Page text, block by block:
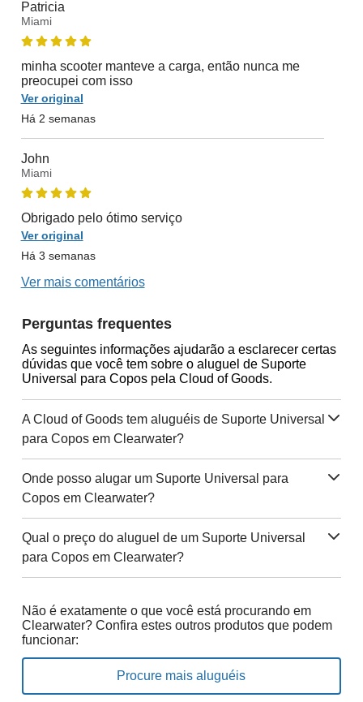
Patricia
Miami
minha scooter manteve a carga, então nunca me
preocupei com isso
Ver original
Há 2 semanas
John
Miami
Obrigado pelo ótimo serviço
Ver original
Há 3 semanas
Ver mais comentários
Perguntas frequentes
As seguintes informações ajudarão a esclarecer certas
dúvidas que você tem sobre o aluguel de Suporte
Universal para Copos pela Cloud of Goods.
A Cloud of Goods tem aluguéis de Suporte Universal
para Copos em Clearwater?
Onde posso alugar um Suporte Universal para
Copos em Clearwater?
Qual o preço do aluguel de um Suporte Universal
para Copos em Clearwater?
Não é exatamente o que você está procurando em
Clearwater? Confira estes outros produtos que podem
funcionar:
Procure mais aluguéis